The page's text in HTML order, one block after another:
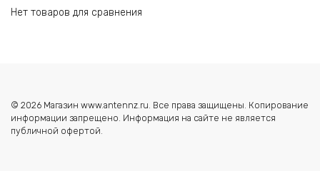
Нет товаров для сравнения
© 2026 Магазин www.antennz.ru. Все права защищены. Копирование
информации запрещено. Информация на сайте не является
публичной офертой.